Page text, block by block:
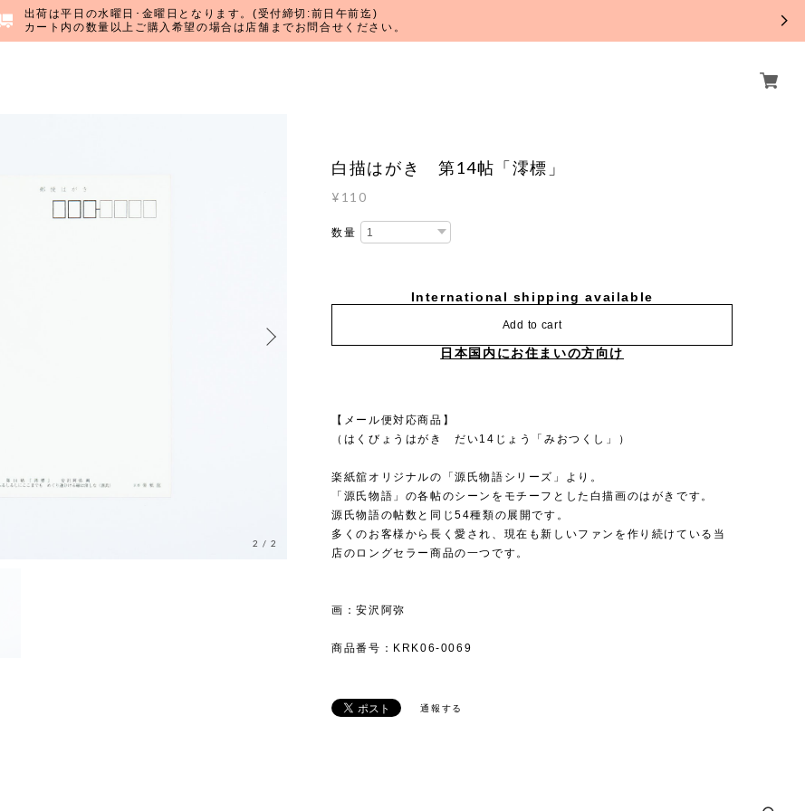
出荷は平日の水曜日･金曜日となります。(受付締切:前日午前迄)
カート内の数量以上ご購入希望の場合は店舗までお問合せください。
2 /2
白描はがき 第14帖「澪標」
¥110
数量
International shipping available
Add to cart
日本国内にお住まいの方向け
【メール便対応商品】
（はくびょうはがき だい14じょう「みおつくし」）
楽紙舘オリジナルの「源氏物語シリーズ」より。
「源氏物語」の各帖のシーンをモチーフとした白描画のはがきです。
源氏物語の帖数と同じ54種類の展開です。
多くのお客様から長く愛され、現在も新しいファンを作り続けている当
店のロングセラー商品の一つです。
画：安沢阿弥
商品番号：KRK06-0069
通報する